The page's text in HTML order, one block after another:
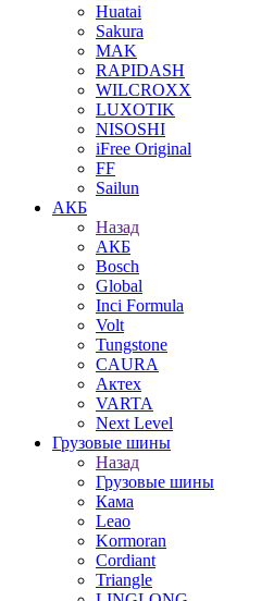
Huatai
Sakura
MAK
RAPIDASH
WILCROXX
LUXOTIK
NISOSHI
iFree Original
FF
Sailun
АКБ
Назад
АКБ
Bosch
Global
Inci Formula
Volt
Tungstone
CAURA
Актех
VARTA
Next Level
Грузовые шины
Назад
Грузовые шины
Кама
Leao
Kormoran
Cordiant
Triangle